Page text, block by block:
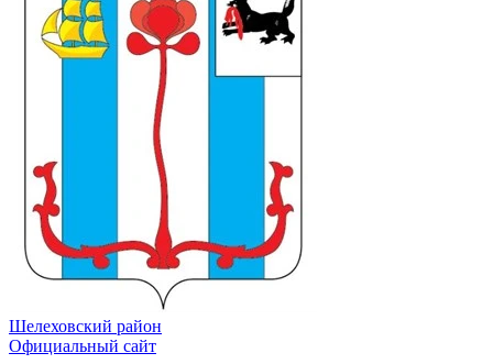
Шелеховский район
Официальный сайт